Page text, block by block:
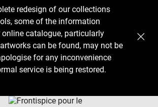
redesign of our collections
some of the information
catalogue, particularly
can be found, may not be
for any inconvenience
service is being restored.